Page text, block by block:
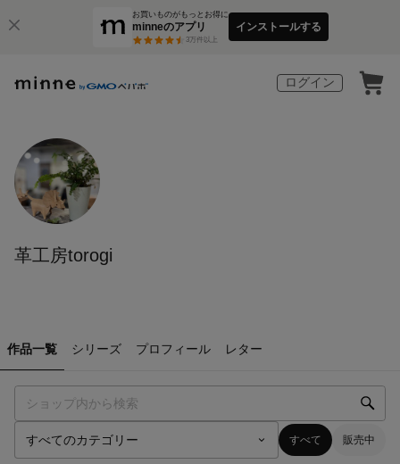
お買いものがもっとお得に
minneのアプリ
3万件以上
インストールする
ログイン
革工房torogi
作品一覧 シリーズ プロフィール レター
すべて 販売中